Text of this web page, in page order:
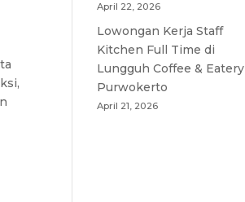
April 22, 2026
Lowongan Kerja Staff
Kitchen Full Time di
Lungguh Coffee & Eatery
Purwokerto
April 21, 2026